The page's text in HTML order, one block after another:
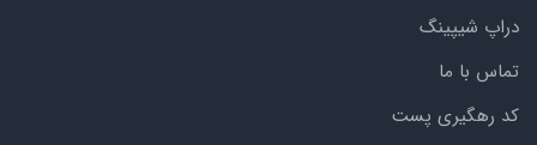
دراپ شیپینگ
تماس با ما
کد رهگیری پست